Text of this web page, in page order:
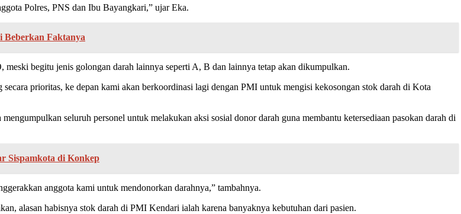
Polres, PNS dan Ibu Bayangkari,” ujar Eka.
Beberkan Faktanya
begitu jenis golongan darah lainnya seperti A, B dan lainnya tetap akan dikumpulkan.
prioritas, ke depan kami akan berkoordinasi lagi dengan PMI untuk mengisi kekosongan stok darah di Kota
seluruh personel untuk melakukan aksi sosial donor darah guna membantu ketersediaan pasokan darah di
Sispamkota di Konkep
anggota kami untuk mendonorkan darahnya,” tambahnya.
alasan habisnya stok darah di PMI Kendari ialah karena banyaknya kebutuhan dari pasien.